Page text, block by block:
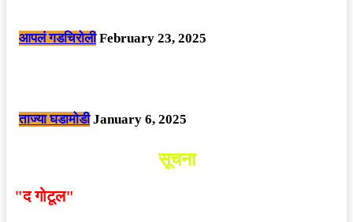
आपलं गडचिरोली February 23, 2025
ताज्या घडामोडी January 6, 2025
सूचना
"द गोटूल"